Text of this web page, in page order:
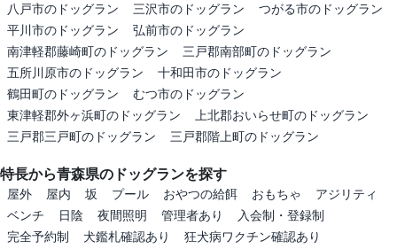
八戸市のドッグラン
三沢市のドッグラン
つがる市のドッグラン
平川市のドッグラン
弘前市のドッグラン
南津軽郡藤崎町のドッグラン
三戸郡南部町のドッグラン
五所川原市のドッグラン
十和田市のドッグラン
鶴田町のドッグラン
むつ市のドッグラン
東津軽郡外ヶ浜町のドッグラン
上北郡おいらせ町のドッグラン
三戸郡三戸町のドッグラン
三戸郡階上町のドッグラン
特長から青森県のドッグランを探す
屋外 屋内 坂 プール おやつの給餌 おもちゃ
アジリティ
ベンチ
日陰 夜間照明 管理者あり
入会制・登録制
完全予約制
犬鑑札確認あり
狂犬病ワクチン確認あり